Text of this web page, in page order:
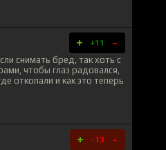
+ +11 -
снимать бред, так хоть с
чтобы глаз радовался,
откопали и как это теперь
+ -13 -